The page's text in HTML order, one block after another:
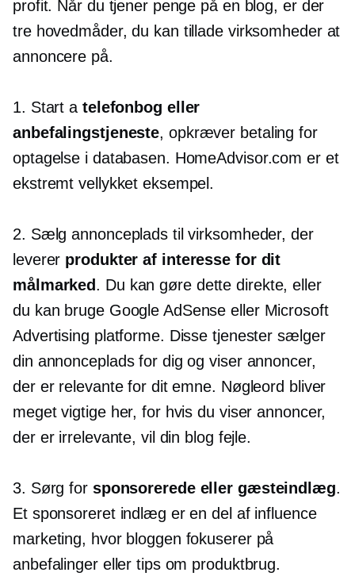
profit. Når du tjener penge på en blog, er der
tre hovedmåder, du kan tillade virksomheder at
annoncere på.
1. Start a telefonbog eller
anbefalingstjeneste, opkræver betaling for
optagelse i databasen. HomeAdvisor.com er et
ekstremt vellykket eksempel.
2. Sælg annonceplads til virksomheder, der
leverer produkter af interesse for dit
målmarked. Du kan gøre dette direkte, eller
du kan bruge Google AdSense eller Microsoft
Advertising platforme. Disse tjenester sælger
din annonceplads for dig og viser annoncer,
der er relevante for dit emne. Nøgleord bliver
meget vigtige her, for hvis du viser annoncer,
der er irrelevante, vil din blog fejle.
3. Sørg for sponsorerede eller gæsteindlæg.
Et sponsoreret indlæg er en del af influence
marketing, hvor bloggen fokuserer på
anbefalinger eller tips om produktbrug.